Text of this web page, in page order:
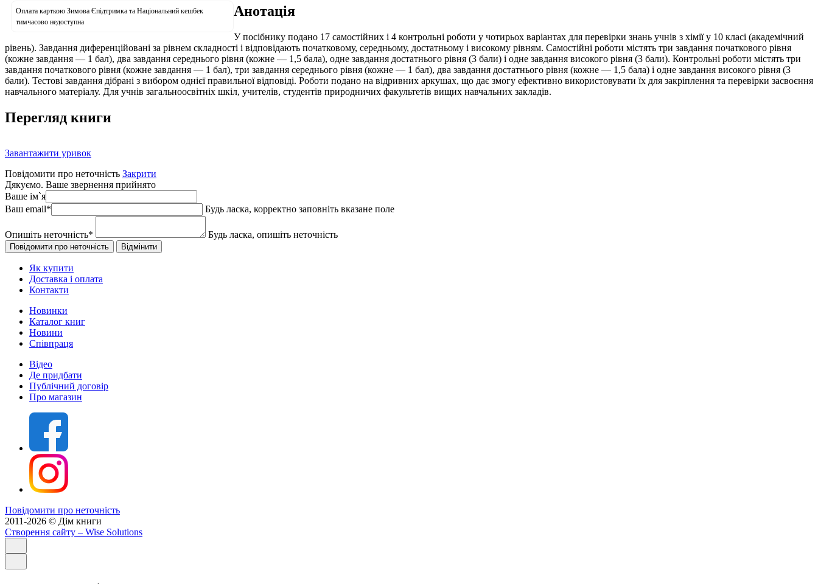
Оплата карткою Зимова Єпідтримка та Національний кешбек
тимчасово недоступна
Анотація
У посібнику подано 17 самостійних і 4 контрольні роботи у чотирьох варіантах для перевірки знань учнів з хімії у 10 класі (академічний
рівень). Завдання диференційовані за рівнем складності і відповідають початковому, середньому, достатньому і високому рівням. Самостійні роботи містять три завдання початкового рівня
(кожне завдання — 1 бал), два завдання середнього рівня (кожне — 1,5 бала), одне завдання достатнього рівня (3 бали) і одне завдання високого рівня (3 бали). Контрольні роботи містять три
завдання початкового рівня (кожне завдання — 1 бал), три завдання середнього рівня (кожне — 1 бал), два завдання достатнього рівня (кожне — 1,5 бала) і одне завдання високого рівня (3
бали). Тестові завдання дібрані з вибором однієї правильної відповіді. Роботи подано на відривних аркушах, що дає змогу ефективно використовувати їх для закріплення та перевірки засвоєння
навчального матеріалу. Для учнів загальноосвітніх шкіл, учителів, студентів природничих факультетів вищих навчальних закладів.
Перегляд книги
Завантажити уривок
Повідомити про неточність Закрити
Дякуємо. Ваше звернення прийнято
Ваше ім`я
Ваш email* Будь ласка, корректно заповніть вказане поле
Опишіть неточність* Будь ласка, опишіть неточність
Як купити
Доставка і оплата
Контакти
Новинки
Каталог книг
Новини
Співпраця
Відео
Де придбати
Публічний договір
Про магазин
Повідомити про неточність
2011-2026 © Дім книги
Створення сайту – Wise Solutions